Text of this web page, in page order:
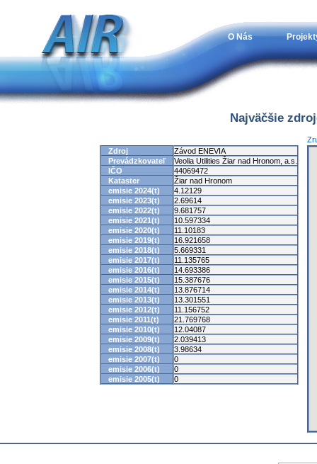
O Nás
Najväčšie
Zdroj
Závod ENEVIA
Prevádzkovateľ
Veolia Utilities Žiar nad Hronom, a.s.
IČO
44069472
Kataster
Žiar nad Hronom
emisie 2024(t)
4.12129
emisie 2023(t)
2.69614
emisie 2022(t)
9.681757
emisie 2021(t)
10.597334
emisie 2020(t)
11.10183
emisie 2019(t)
16.921658
emisie 2018(t)
5.669331
emisie 2017(t)
11.135765
emisie 2016(t)
14.693386
emisie 2015(t)
15.387676
emisie 2014(t)
13.876714
emisie 2013(t)
13.301551
emisie 2012(t)
11.156752
emisie 2011(t)
21.769768
emisie 2010(t)
12.04087
emisie 2009(t)
2.039413
emisie 2008(t)
3.98634
emisie 2007(t)
0
emisie 2006(t)
0
emisie 2005(t)
0